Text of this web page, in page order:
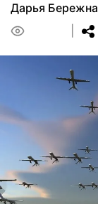
Дарья